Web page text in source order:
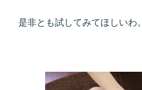
是非とも試してみてほしいわ。